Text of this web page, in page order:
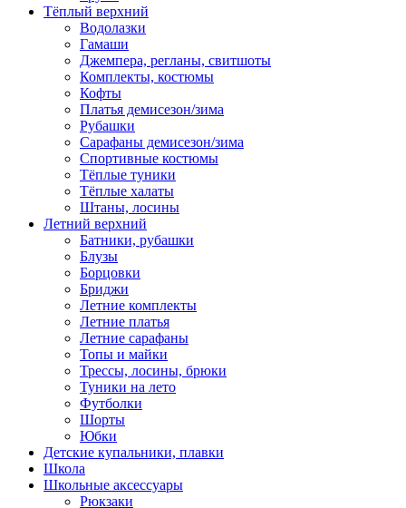
Тёплый верхний
Водолазки
Гамаши
Джемпера, регланы, свитшоты
Комплекты, костюмы
Кофты
Платья демисезон/зима
Рубашки
Сарафаны демисезон/зима
Спортивные костюмы
Тёплые туники
Тёплые халаты
Штаны, лосины
Летний верхний
Батники, рубашки
Блузы
Борцовки
Бриджи
Летние комплекты
Летние платья
Летние сарафаны
Топы и майки
Трессы, лосины, брюки
Туники на лето
Футболки
Шорты
Юбки
Детские купальники, плавки
Школа
Школьные аксессуары
Рюкзаки